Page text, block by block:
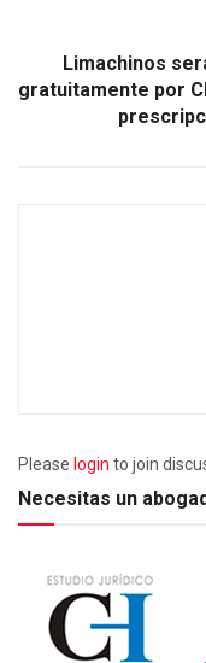
Limachinos
gratuitamente por
Please login to join
Necesitas un